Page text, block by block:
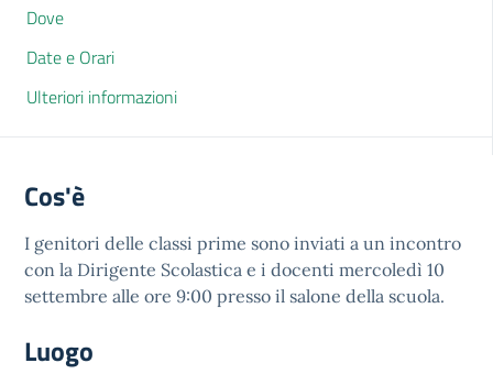
Dove
Date e Orari
Ulteriori informazioni
Cos'è
I genitori delle classi prime sono inviati a un incontro
con la Dirigente Scolastica e i docenti mercoledì 10
settembre alle ore 9:00 presso il salone della scuola.
Luogo